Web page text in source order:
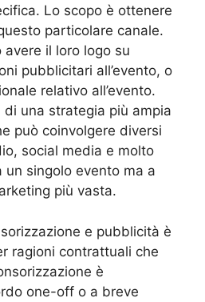
Lo scopo è ottenere
particolare canale.
avere il loro logo su
pubblicitari all’evento, o
relativo all’evento.
una strategia più ampia
può coinvolgere diversi
social media e molto
un singolo evento ma a
più vasta.
e pubblicità è
ragioni contrattuali che
è
one-off o a breve